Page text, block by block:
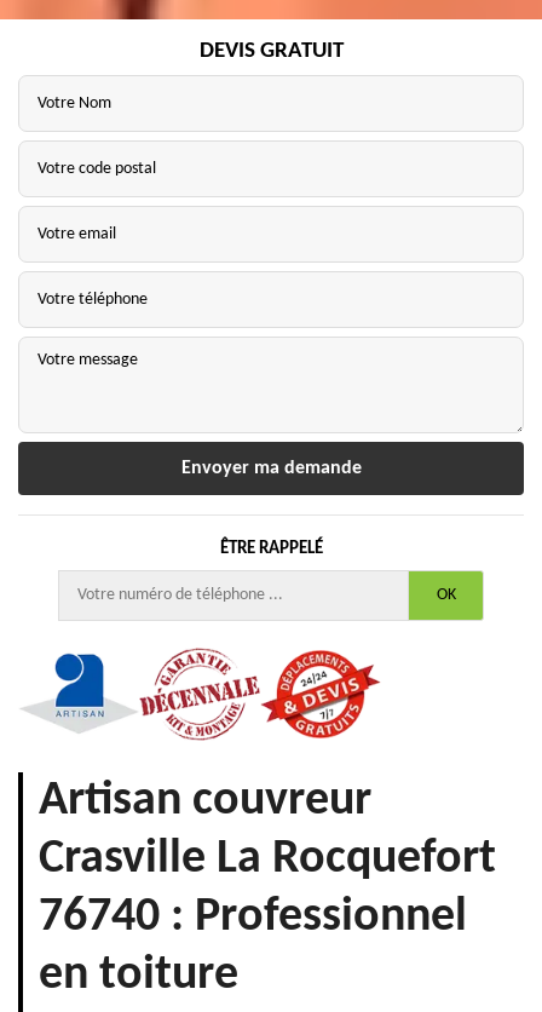
DEVIS GRATUIT
ÊTRE RAPPELÉ
Artisan couvreur
Crasville La Rocquefort
76740 : Professionnel
en toiture